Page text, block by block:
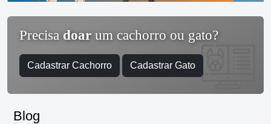
Precisa doar um cachorro ou gato?
Cadastrar Cachorro Cadastrar Gato
Blog